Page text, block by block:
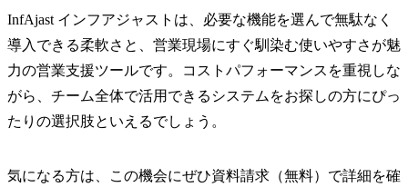
InfAjast インフアジャストは、必要な機能を選んで無駄なく
導入できる柔軟さと、営業現場にすぐ馴染む使いやすさが魅
力の営業支援ツールです。コストパフォーマンスを重視しな
がら、チーム全体で活用できるシステムをお探しの方にぴっ
たりの選択肢といえるでしょう。
気になる方は、この機会にぜひ資料請求（無料）で詳細を確